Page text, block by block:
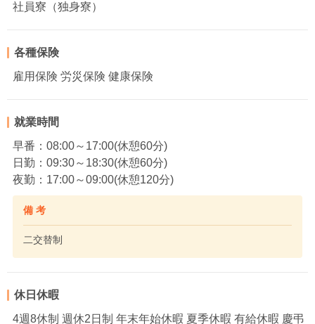
社員寮（独身寮）
各種保険
雇用保険 労災保険 健康保険
就業時間
早番：08:00～17:00(休憩60分)
日勤：09:30～18:30(休憩60分)
夜勤：17:00～09:00(休憩120分)
備 考
二交替制
休日休暇
4週8休制 週休2日制 年末年始休暇 夏季休暇 有給休暇 慶弔